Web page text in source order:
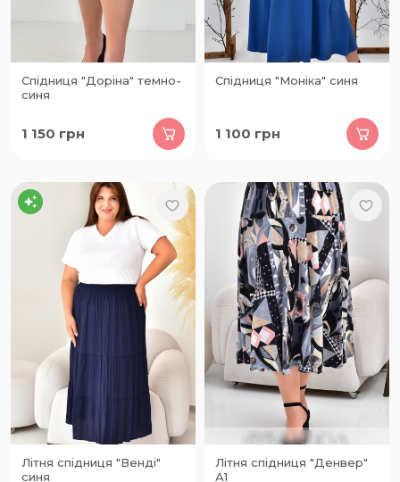
Спідниця "Доріна" темно-
синя
1 150 грн
Спідниця "Моніка" синя
1 100 грн
Літня спідниця "Венді"
синя
Літня спідниця "Денвер"
А1